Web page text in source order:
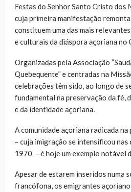
Festas do Senhor Santo Cristo dos
cuja primeira manifestação
constituem uma das mais
e culturais da diáspora açoriana no
Organizadas pela Associação
Quebequente” e centradas na
celebrações têm sido, ao longo de
fundamental na preservação da fé,
e da identidade açoriana.
A comunidade açoriana radicada
– cuja imigração se intensificou nas
1970 – é hoje um exemplo notável
Apesar de estarem inseridos numa
francófona, os emigrantes